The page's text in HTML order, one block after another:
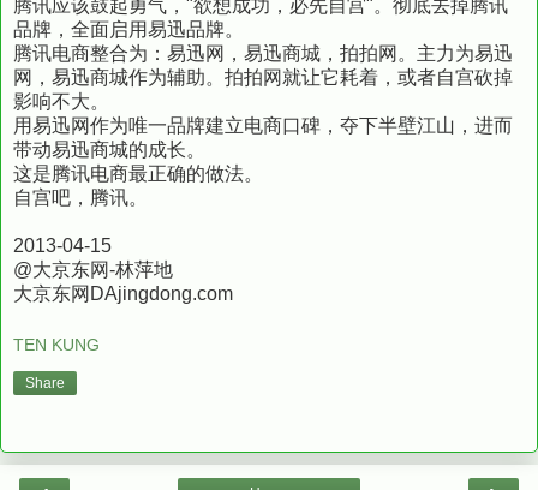
腾讯应该鼓起勇气，"欲想成功，必先自宫"。彻底去掉腾讯
品牌，全面启用易迅品牌。
腾讯电商整合为：易迅网，易迅商城，拍拍网。主力为易迅
网，易迅商城作为辅助。拍拍网就让它耗着，或者自宫砍掉
影响不大。
用易迅网作为唯一品牌建立电商口碑，夺下半壁江山，进而
带动易迅商城的成长。
这是腾讯电商最正确的做法。
自宫吧，腾讯。
2013-04-15
@大京东网-林萍地
大京东网DAjingdong.com
TEN KUNG
Share